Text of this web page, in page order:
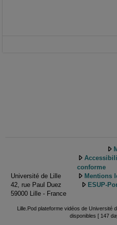
Université de Lille
42, rue Paul Duez
59000 Lille - France
conforme
Mentions
ESUP-
Lille.Pod plateforme vidéos de Université
disponibles [ 147